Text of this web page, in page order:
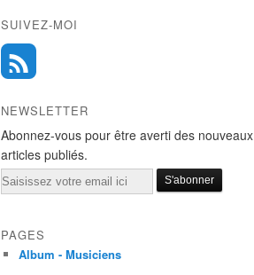
SUIVEZ-MOI
NEWSLETTER
Abonnez-vous pour être averti des nouveaux
articles publiés.
Email
PAGES
Album - Musiciens